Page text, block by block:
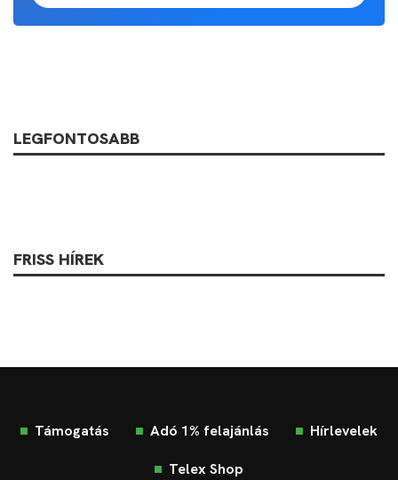
LEGFONTOSABB
FRISS HÍREK
Támogatás Adó 1% felajánlás Hírlevelek
Telex Shop